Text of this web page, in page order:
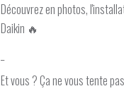
Découvrez en photos,
Daikin 🔥
Et vous ? Ça ne vous tente